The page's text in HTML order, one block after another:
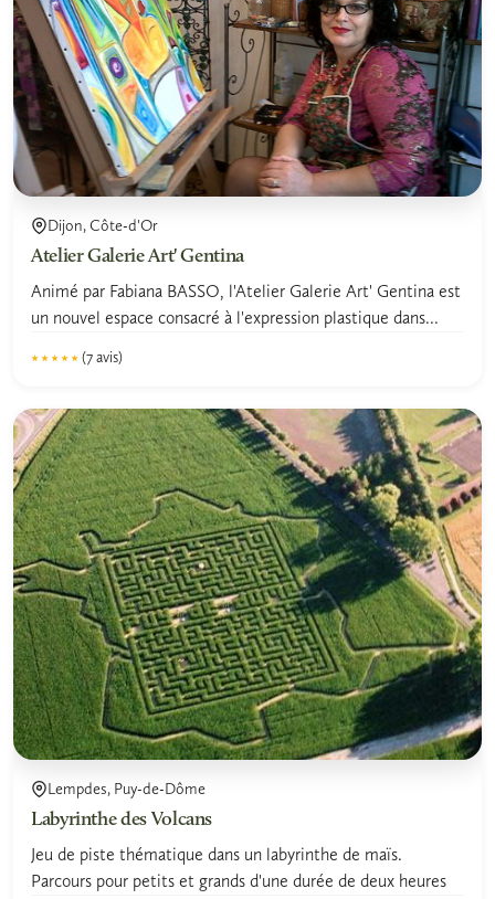
Dijon, Côte-d'Or
Atelier Galerie Art' Gentina
Animé par Fabiana BASSO, l'Atelier Galerie Art' Gentina est
un nouvel espace consacré à l'expression plastique dans...
★★★★★
★★★★★ (7 avis)
Lempdes, Puy-de-Dôme
Labyrinthe des Volcans
Jeu de piste thématique dans un labyrinthe de maïs.
Parcours pour petits et grands d'une durée de deux heures